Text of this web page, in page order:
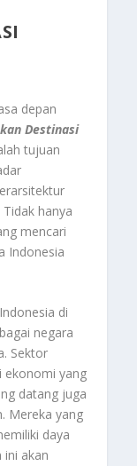
depan
Destinasi
tujuan
hanya
mencari
Indonesia
di
negara
Sektor
ekonomi yang
datang juga
Mereka yang
daya
ini akan